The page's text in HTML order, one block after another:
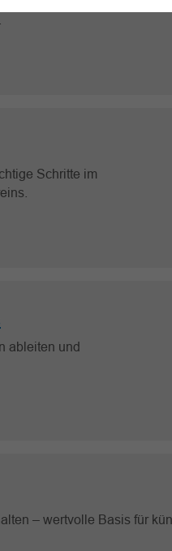
Schritte im
ableiten und
– wertvolle Basis für